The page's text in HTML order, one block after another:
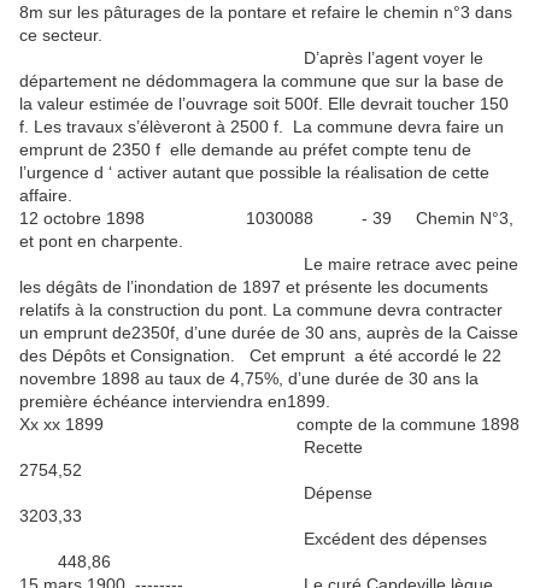
8m sur les pâturages de la pontare et refaire le chemin n°3 dans
ce secteur.
D’après l’agent voyer le
département ne dédommagera la commune que sur la base de
la valeur estimée de l’ouvrage soit 500f. Elle devrait toucher 150
f. Les travaux s’élèveront à 2500 f. La commune devra faire un
emprunt de 2350 f elle demande au préfet compte tenu de
l’urgence d ‘ activer autant que possible la réalisation de cette
affaire.
12 octobre 1898 1030088 - 39 Chemin N°3,
et pont en charpente.
Le maire retrace avec peine
les dégâts de l’inondation de 1897 et présente les documents
relatifs à la construction du pont. La commune devra contracter
un emprunt de2350f, d’une durée de 30 ans, auprès de la Caisse
des Dépôts et Consignation. Cet emprunt a été accordé le 22
novembre 1898 au taux de 4,75%, d’une durée de 30 ans la
première échéance interviendra en1899.
Xx xx 1899 compte de la commune 1898
Recette
2754,52
Dépense
3203,33
Excédent des dépenses
448,86